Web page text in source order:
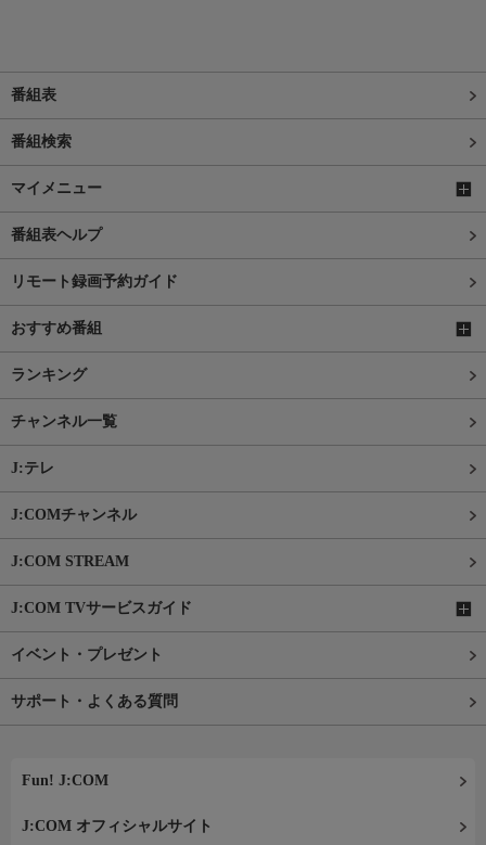
番組表
番組検索
マイメニュー
番組表ヘルプ
リモート録画予約ガイド
おすすめ番組
ランキング
チャンネル一覧
J:テレ
J:COMチャンネル
J:COM STREAM
J:COM TVサービスガイド
イベント・プレゼント
サポート・よくある質問
Fun! J:COM
J:COM オフィシャルサイト